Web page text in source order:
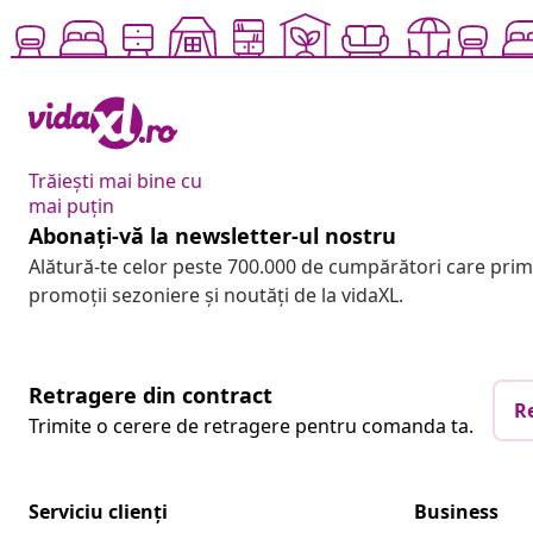
Trăiești mai bine cu
mai puțin
Abonați-vă la newsletter-ul nostru
Alătură-te celor peste 700.000 de cumpărători care
promoții sezoniere și noutăți de la vidaXL.
Retragere din contract
Trimite o cerere de retragere pentru comanda ta.
Serviciu clienți Business